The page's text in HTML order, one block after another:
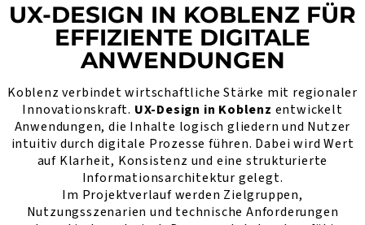
UX-DESIGN IN KOBLENZ FÜR
EFFIZIENTE DIGITALE
ANWENDUNGEN
Koblenz verbindet wirtschaftliche Stärke mit regionaler
Innovationskraft. UX-Design in Koblenz entwickelt
Anwendungen, die Inhalte logisch gliedern und Nutzer
intuitiv durch digitale Prozesse führen. Dabei wird Wert
auf Klarheit, Konsistenz und eine strukturierte
Informationsarchitektur gelegt.
Im Projektverlauf werden Zielgruppen,
Nutzungsszenarien und technische Anforderungen